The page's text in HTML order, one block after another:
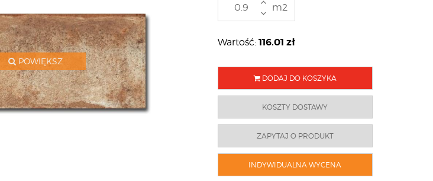
POWIĘKSZ
m2
Wartość: 116.01 zł
DODAJ DO KOSZYKA
KOSZTY DOSTAWY
ZAPYTAJ O PRODUKT
INDYWIDUALNA WYCENA